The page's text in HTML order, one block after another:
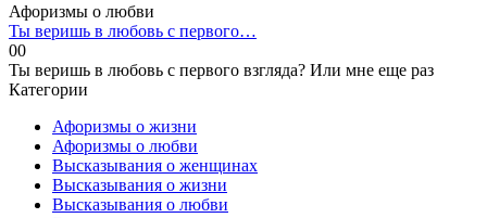
Афоризмы о любви
Ты веришь в любовь с первого…
00
Ты веришь в любовь с первого взгляда? Или мне еще раз
Категории
Афоризмы о жизни
Афоризмы о любви
Высказывания о женщинах
Высказывания о жизни
Высказывания о любви